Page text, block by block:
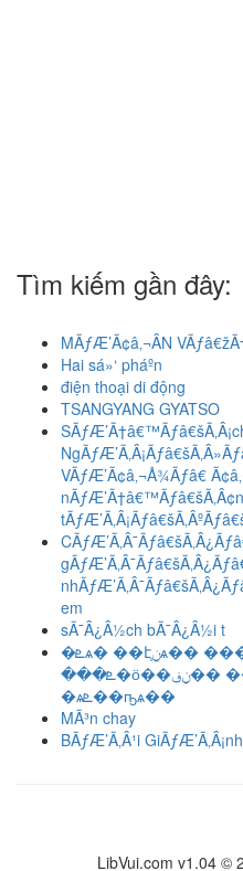
Tìm kiếm gần đây:
MÃƒÆ’Ã¢â‚¬ÂN
Hai sá»‘ pháºn
điện thoại di động
TSANGYANG GYATSO
VÃƒÆ’Ã¢â‚¬Å¾Ãƒâ€
em
sÃ¯Â¿Â½ch bÃ¯Â¿Â½i t
�ܧѧ� ��է֧ݧѧ�� ����ҧ� ��ѧۧݧ� ��է�
���ܧ�ӧ��ݧڧ�� �� �ҧ�ѧ�٧֧�� �� �ߧ�
�ѧܧ��ҧѧ��
MÃ³n chay
BÃƒÆ’Ã‚Â¹i GiÃƒÆ’Ã‚Â¡nh
LibVui.com v1.04 ©